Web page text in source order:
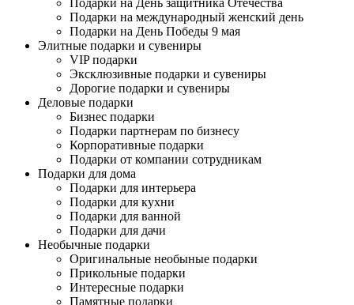
Подарки на День защитника Отечества
Подарки на международный женский день
Подарки на День Победы 9 мая
Элитные подарки и сувениры
VIP подарки
Эксклюзивные подарки и сувениры
Дорогие подарки и сувениры
Деловые подарки
Бизнес подарки
Подарки партнерам по бизнесу
Корпоративные подарки
Подарки от компании сотрудникам
Подарки для дома
Подарки для интерьера
Подарки для кухни
Подарки для ванной
Подарки для дачи
Необычные подарки
Оригинальные необыные подарки
Прикольные подарки
Интересные подарки
Памятные подарки